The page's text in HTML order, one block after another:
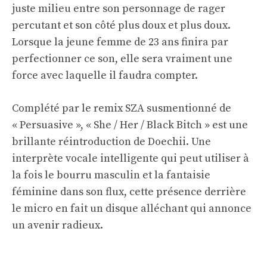
juste milieu entre son personnage de rager
percutant et son côté plus doux et plus doux.
Lorsque la jeune femme de 23 ans finira par
perfectionner ce son, elle sera vraiment une
force avec laquelle il faudra compter.
Complété par le remix SZA susmentionné de
« Persuasive », « She / Her / Black Bitch » est une
brillante réintroduction de Doechii. Une
interprète vocale intelligente qui peut utiliser à
la fois le bourru masculin et la fantaisie
féminine dans son flux, cette présence derrière
le micro en fait un disque alléchant qui annonce
un avenir radieux.